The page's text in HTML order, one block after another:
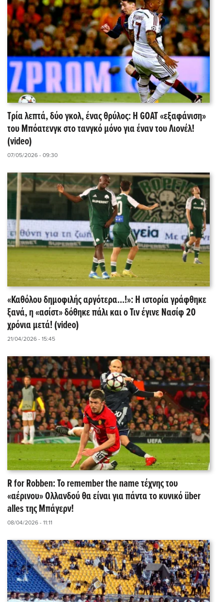
Τρία λεπτά, δύο γκολ, ένας θρύλος: Η GOAT «εξαφάνιση»
του Μπόατενγκ στο τανγκό μόνο για έναν του Λιονέλ!
(video)
07/05/2026 - 09:30
«Καθόλου δημοφιλής αργότερα...!»: Η ιστορία γράφθηκε
ξανά, η «ασίστ» δόθηκε πάλι και ο Τιν έγινε Νασίφ 20
χρόνια μετά! (video)
21/04/2026 - 15:45
R for Robben: Το remember the name τέχνης του
«αέρινου» Ολλανδού θα είναι για πάντα το κυνικό über
alles της Μπάγερν!
08/04/2026 - 11:11